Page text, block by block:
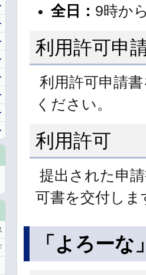
全日： 9時か
利用許可申
利用許可申請
ください。
利用許可
提出された申
可書を交付しま
「よろー